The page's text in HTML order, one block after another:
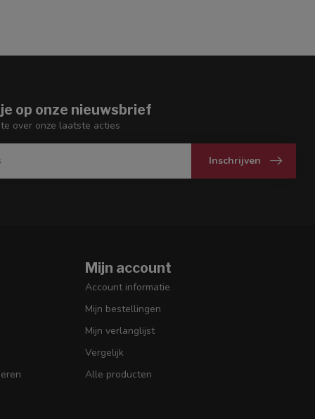
op onze nieuwsbrief
over onze laatste acties
Inschrijven
Mijn account
Account informatie
Mijn bestellingen
Mijn verlanglijst
Vergelijk
Alle producten